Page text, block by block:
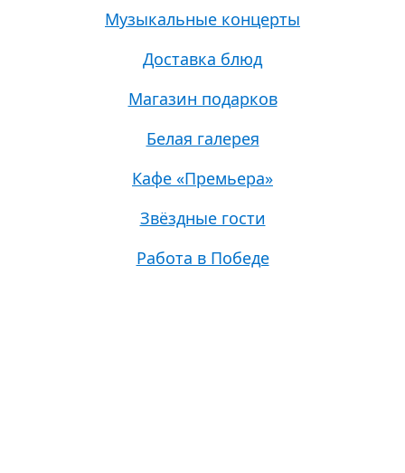
Музыкальные концерты
Доставка блюд
Магазин подарков
Белая галерея
Кафе «Премьера»
Звёздные гости
Работа в Победе